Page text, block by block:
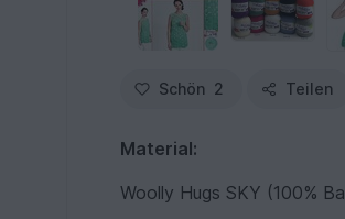
Schön 2 Teilen
Material:
Woolly Hugs SKY (100%